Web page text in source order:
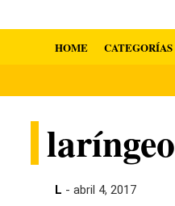
HOME CATEGORÍAS
laríngeo
L - abril 4, 2017